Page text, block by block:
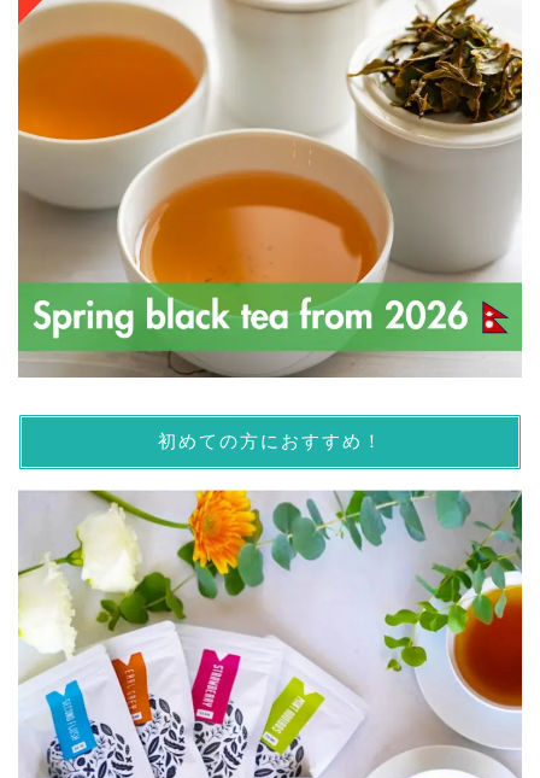
初めての方におすすめ！